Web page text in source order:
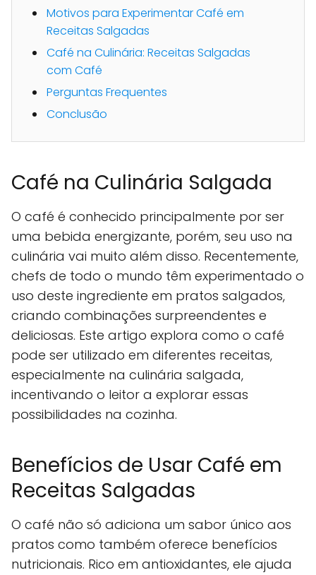
Motivos para Experimentar Café em
Receitas Salgadas
Café na Culinária: Receitas Salgadas
com Café
Perguntas Frequentes
Conclusão
Café na Culinária Salgada
O café é conhecido principalmente por ser
uma bebida energizante, porém, seu uso na
culinária vai muito além disso. Recentemente,
chefs de todo o mundo têm experimentado o
uso deste ingrediente em pratos salgados,
criando combinações surpreendentes e
deliciosas. Este artigo explora como o café
pode ser utilizado em diferentes receitas,
especialmente na culinária salgada,
incentivando o leitor a explorar essas
possibilidades na cozinha.
Benefícios de Usar Café em
Receitas Salgadas
O café não só adiciona um sabor único aos
pratos como também oferece benefícios
nutricionais. Rico em antioxidantes, ele ajuda